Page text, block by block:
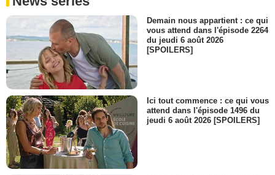
Demain nous appartient : ce qui
vous attend dans l'épisode 2264
du jeudi 6 août 2026
[SPOILERS]
Ici tout commence : ce qui vous
attend dans l'épisode 1496 du
jeudi 6 août 2026 [SPOILERS]